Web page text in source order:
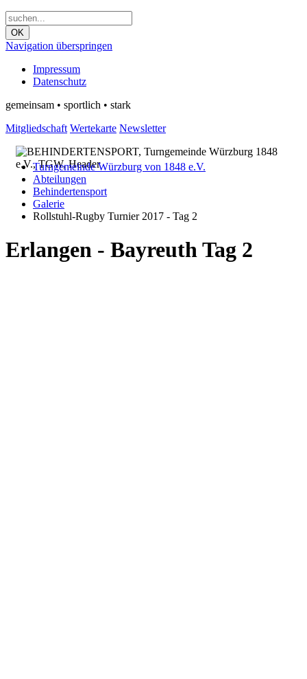
OK
Navigation überspringen
Impressum
Datenschutz
gemeinsam • sportlich • stark
Mitgliedschaft Wertekarte Newsletter
Turngemeinde Würzburg von 1848 e.V.
Abteilungen
Behindertensport
Galerie
Rollstuhl-Rugby Turnier 2017 - Tag 2
Erlangen - Bayreuth Tag 2